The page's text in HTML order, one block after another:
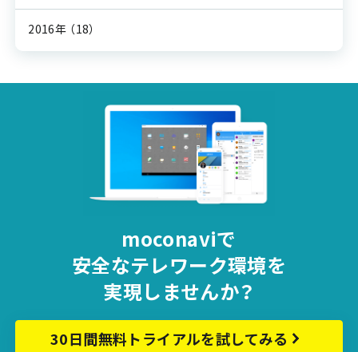
2016年 （18）
moconaviで
安全なテレワーク環境を
実現しませんか？
30日間無料トライアルを試してみる